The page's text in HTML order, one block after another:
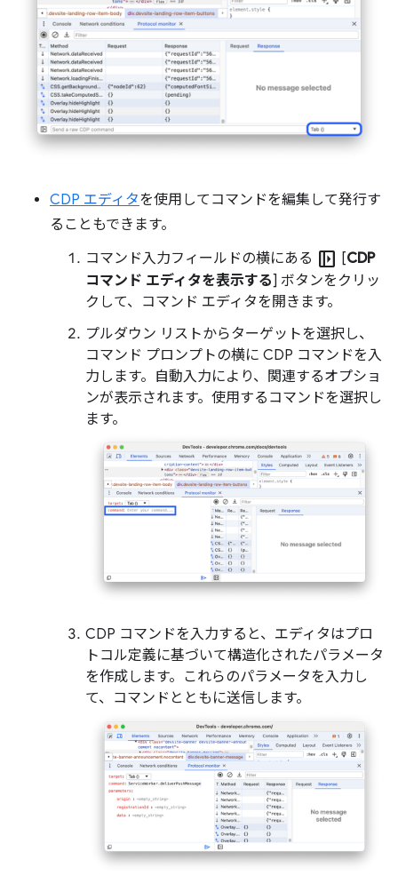
CDP エディタを使用してコマンドを編集して発行す
ることもできます。
コマンド入力フィールドの横にある left_panel_open [CDP
コマンド エディタを表示する] ボタンをクリッ
クして、コマンド エディタを開きます。
プルダウン リストからターゲットを選択し、
コマンド プロンプトの横に CDP コマンドを入
力します。自動入力により、関連するオプショ
ンが表示されます。使用するコマンドを選択し
ます。
CDP コマンドを入力すると、エディタはプロ
トコル定義に基づいて構造化されたパラメータ
を作成します。これらのパラメータを入力し
て、コマンドとともに送信します。